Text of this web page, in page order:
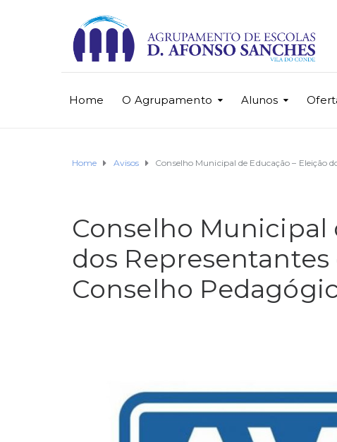
Home O Agrupamento Alunos
Home Avisos Conselho Municipal de Educação – Eleição
Conselho Municipal
dos
Conselho